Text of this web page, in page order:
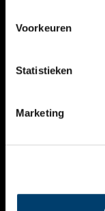
Voorkeuren
Statistieken
Marketing
KALENDER
THEMA’S
VIDEO’S
CONTACT